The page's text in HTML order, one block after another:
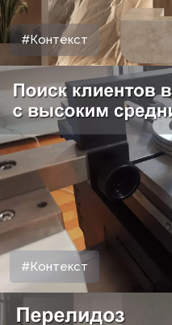
#Контекст
#Контекст